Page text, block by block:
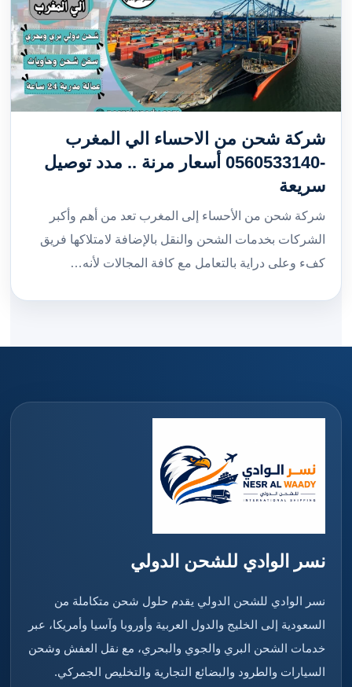
شركة شحن من الاحساء الي المغرب
-0560533140 أسعار مرنة .. مدد توصيل
سريعة
شركة شحن من الأحساء إلى المغرب تعد من أهم وأكبر
الشركات بخدمات الشحن والنقل بالإضافة لامتلاكها فريق
كفء وعلى دراية بالتعامل مع كافة المجالات لأنه…
نسر الوادي للشحن الدولي
نسر الوادي للشحن الدولي يقدم حلول شحن متكاملة من
السعودية إلى الخليج والدول العربية وأوروبا وآسيا وأمريكا، عبر
خدمات الشحن البري والجوي والبحري، مع نقل العفش وشحن
السيارات والطرود والبضائع التجارية والتخليص الجمركي.